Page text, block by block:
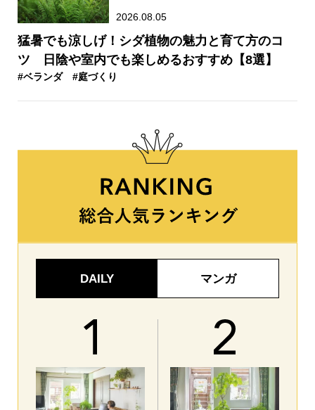
2026.08.05
猛暑でも涼しげ！シダ植物の魅力と育て方のコ
ツ 日陰や室内でも楽しめるおすすめ【8選】
#ベランダ #庭づくり
DAILY マンガ